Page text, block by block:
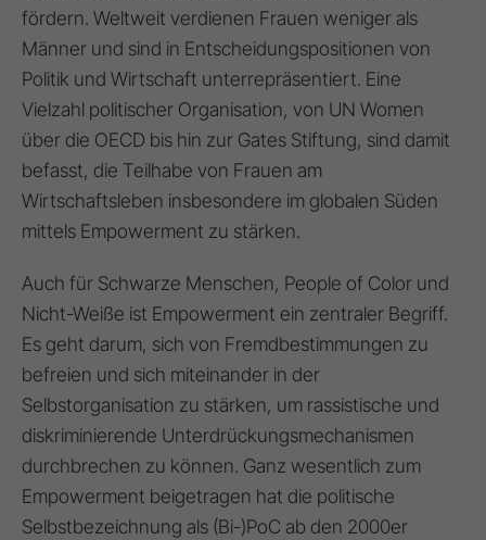
fördern. Weltweit verdienen Frauen weniger als
Männer und sind in Entscheidungspositionen von
Politik und Wirtschaft unterrepräsentiert. Eine
Vielzahl politischer Organisation, von UN Women
über die OECD bis hin zur Gates Stiftung, sind damit
befasst, die Teilhabe von Frauen am
Wirtschaftsleben insbesondere im globalen Süden
mittels Empowerment zu stärken.
Auch für Schwarze Menschen, People of Color und
Nicht-Weiße ist Empowerment ein zentraler Begriff.
Es geht darum, sich von Fremdbestimmungen zu
befreien und sich miteinander in der
Selbstorganisation zu stärken, um rassistische und
diskriminierende Unterdrückungsmechanismen
durchbrechen zu können. Ganz wesentlich zum
Empowerment beigetragen hat die politische
Selbstbezeichnung als (Bi-)PoC ab den 2000er